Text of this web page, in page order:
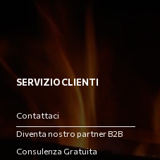
SERVIZIO CLIENTI
Contattaci
Diventa nostro partner B2B
Consulenza Gratuita